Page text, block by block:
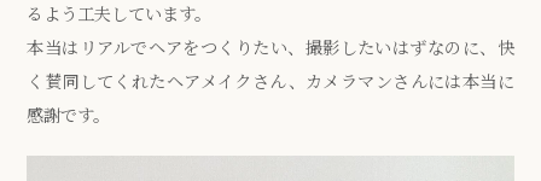
るよう工夫しています。
本当はリアルでヘアをつくりたい、撮影したいはずなのに、快
く賛同してくれたヘアメイクさん、カメラマンさんには本当に
感謝です。